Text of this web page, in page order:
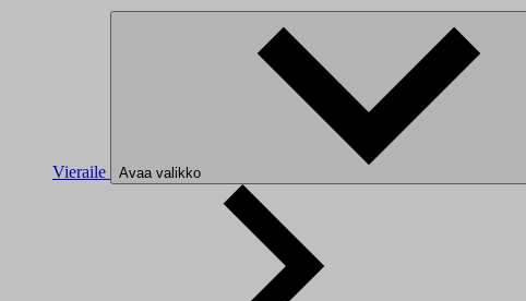
Vieraile Avaa valikko